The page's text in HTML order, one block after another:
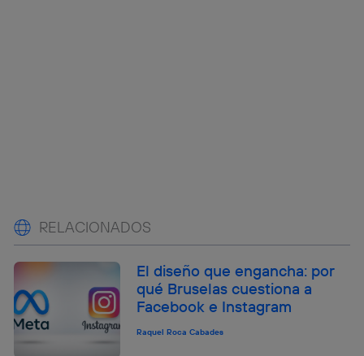
RELACIONADOS
El diseño que engancha: por
qué Bruselas cuestiona a
Facebook e Instagram
Raquel Roca Cabades